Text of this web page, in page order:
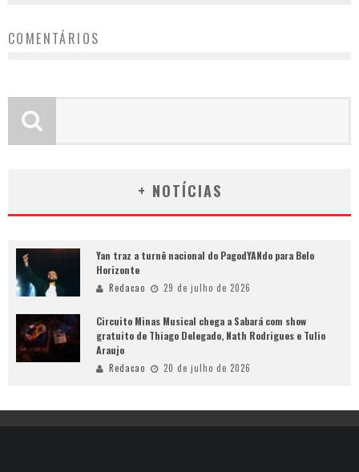
COMENTÁRIOS
+ NOTÍCIAS
Yan traz a turnê nacional do PagodYANdo para Belo
Horizonte
Redacao 29 de julho de 2026
Circuito Minas Musical chega a Sabará com show
gratuito de Thiago Delegado, Nath Rodrigues e Tulio
Araujo
Redacao 20 de julho de 2026